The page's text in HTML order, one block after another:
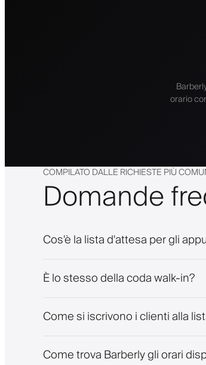
orario
COMPILATO DALLE RICHIESTE PIÙ
Domande
Cos'è la lista d'attesa per gli
È lo stesso della coda walk-in?
Come si iscrivono i clienti alla
Come trova Barberly gli orari